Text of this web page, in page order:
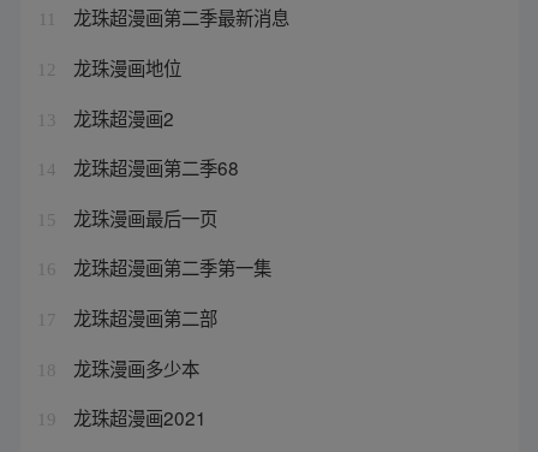
龙珠超漫画第二季最新消息
12 龙珠漫画地位
13 龙珠超漫画2
14 龙珠超漫画第二季68
15 龙珠漫画最后一页
16 龙珠超漫画第二季第一集
17 龙珠超漫画第二部
18 龙珠漫画多少本
19 龙珠超漫画2021